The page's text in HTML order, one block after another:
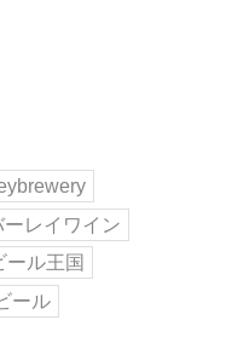
ーレイワイン
ール王国
ール